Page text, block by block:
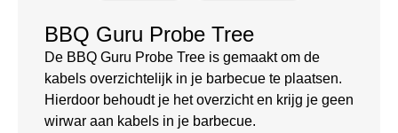
BBQ Guru Probe Tree
De BBQ Guru Probe Tree is gemaakt om de
kabels overzichtelijk in je barbecue te plaatsen.
Hierdoor behoudt je het overzicht en krijg je geen
wirwar aan kabels in je barbecue.